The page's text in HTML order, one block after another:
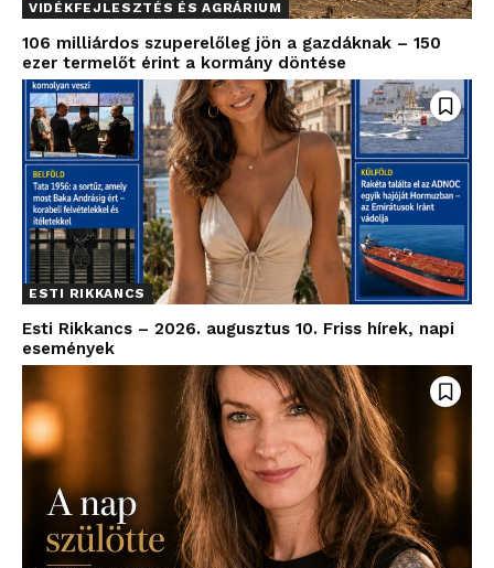
VIDÉKFEJLESZTÉS ÉS AGRÁRIUM
106 milliárdos szuperelőleg jön a gazdáknak – 150
ezer termelőt érint a kormány döntése
ESTI RIKKANCS
Esti Rikkancs – 2026. augusztus 10. Friss hírek, napi
események